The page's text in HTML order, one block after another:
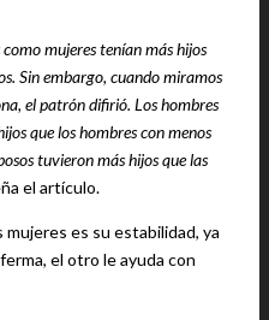
mujeres tenían más hijos
Sin embargo, cuando miramos
el patrón difirió. Los hombres
que los hombres con menos
tuvieron más hijos que las
el artículo.
es su estabilidad, ya
el otro le ayuda con